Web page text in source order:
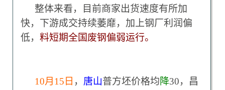
整体来看，目前商家出货速度有所加
快，下游成交持续萎靡，加上钢厂利润偏
低， 料短期全国废钢偏弱运行。
10月15日 ， 唐山普方坯价格均降30，昌